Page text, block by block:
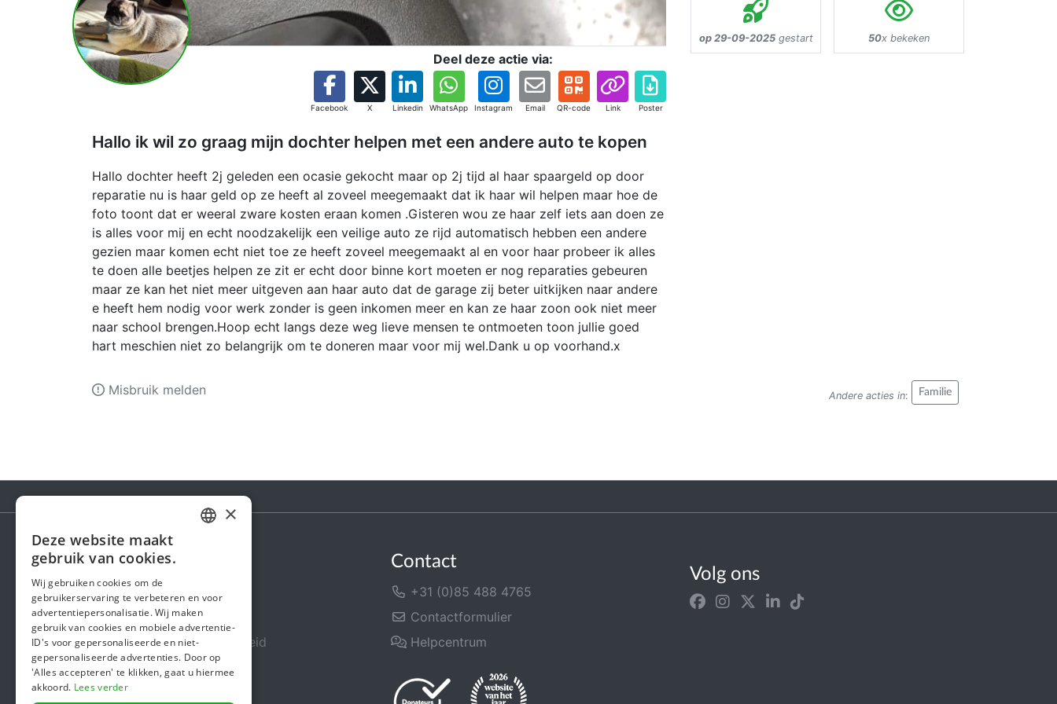
Deel deze actie via:
Facebook X Linkedin WhatsApp Instagram Email QR-code Link Poster
Hallo ik wil zo graag mijn dochter helpen met een andere auto te kopen
Hallo dochter heeft 2j geleden een ocasie gekocht maar op 2j tijd al haar spaargeld op door
reparatie nu is haar geld op ze heeft al zoveel meegemaakt dat ik haar wil helpen maar hoe de
foto toont dat er weeral zware kosten eraan komen .Gisteren wou ze haar zelf iets aan doen ze
is alles voor mij en echt noodzakelijk een veilige auto ze rijd automatisch hebben een andere
gezien maar komen echt niet toe ze heeft zoveel meegemaakt al en voor haar probeer ik alles
te doen alle beetjes helpen ze zit er echt door binne kort moeten er nog reparaties gebeuren
maar ze kan het niet meer uitgeven aan haar auto dat de garage zij beter uitkijken naar andere
e heeft hem nodig voor werk zonder is geen inkomen meer en kan ze haar zoon ook niet meer
naar school brengen.Hoop echt langs deze weg lieve mensen te ontmoeten toon jullie goed
hart meschien niet zo belangrijk om te doneren maar voor mij wel.Dank u op voorhand.x
op 29-09-2025gestart 50x bekeken
Andere acties in: Familie
Misbruik melden
Steunactie
Over ons
In de media
Veiligheid & Betrouwbaarheid
Algemene voorwaarden
Privacybeleid
Contact
+31 (0)85 488 4765
Contactformulier
Helpcentrum
Volg ons
ENGLISH
×
Deze website maakt
gebruik van cookies.
Wij gebruiken cookies om de
gebruikerservaring te verbeteren en voor
advertentiepersonalisatie. Wij maken
gebruik van cookies en mobiele advertentie-
ID's voor gepersonaliseerde en niet-
gepersonaliseerde advertenties. Door op
'Alles accepteren' te klikken, gaat u hiermee
akkoord. Lees verder